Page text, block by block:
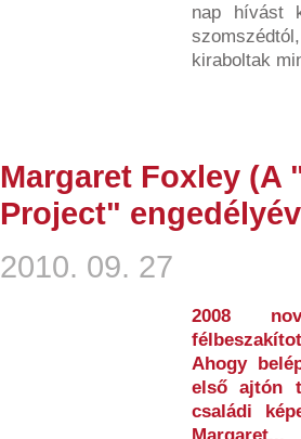
nap hívást
kiraboltak
Margaret Foxley (A
Project"
2010. 09. 27
2008
Ahogy
első ajtón
családi